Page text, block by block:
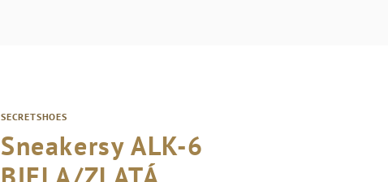
SECRETSHOES
Sneakersy ALK-6